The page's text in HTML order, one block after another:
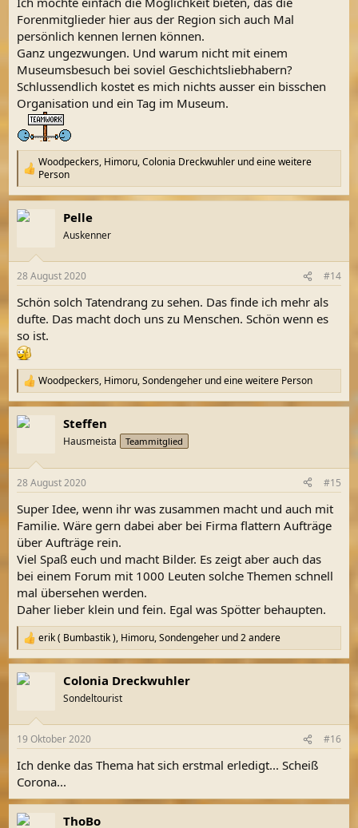
Forenmitglieder hier aus der Region sich auch Mal
persönlich kennen lernen können.
Ganz ungezwungen. Und warum nicht mit einem
Museumsbesuch bei soviel Geschichtsliebhabern?
Schlussendlich kostet es mich nichts ausser ein bisschen
Organisation und ein Tag im Museum.
R
e
a
k
t
n
e
n
:
Woodpeckers, Himoru,Colonia Dreckwuhler und eine weitere
Person
Pelle
Auskenner
28 August 2020 #14
Schön solch Tatendrang zu sehen. Das finde ich mehr als
dufte. Das macht doch uns zu Menschen. Schön wenn es
so ist.
R
e
a
k
e
:
Woodpeckers, Himoru,Sondengeher und eine weitere Person
Steffen
Hausmeista Teammitglied
28 August 2020 #15
Super Idee, wenn ihr was zusammen macht und auch mit
Familie. Wäre gern dabei aber bei Firma flattern Aufträge
über Aufträge rein.
Viel Spaß euch und macht Bilder. Es zeigt aber auch das
bei einem Forum mit 1000 Leuten solche Themen schnell
mal übersehen werden.
Daher lieber klein und fein. Egal was Spötter behaupten.
R
e
a
k
e
:
erik ( Bumbastik ), Himoru,Sondengeher und 2 andere
Colonia Dreckwuhler
Sondeltourist
19 Oktober 2020 #16
Ich denke das Thema hat sich erstmal erledigt... Scheiß
Corona...
ThoBo